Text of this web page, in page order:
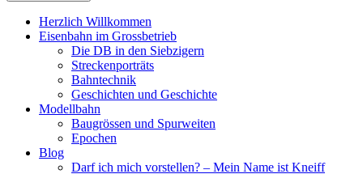
Herzlich Willkommen
Eisenbahn im Grossbetrieb
Die DB in den Siebzigern
Streckenporträts
Bahntechnik
Geschichten und Geschichte
Modellbahn
Baugrössen und Spurweiten
Epochen
Blog
Darf ich mich vorstellen? – Mein Name ist Kneiff